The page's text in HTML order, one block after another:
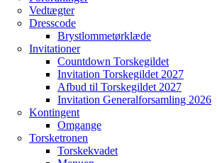
Vedtægter
Dresscode
Brystlommetørklæde
Invitationer
Countdown Torskegildet
Invitation Torskegildet 2027
Afbud til Torskegildet 2027
Invitation Generalforsamling 2026
Kontingent
Omgange
Torsketronen
Torskekvadet